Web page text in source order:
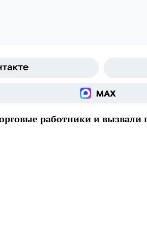
работники и вызвали